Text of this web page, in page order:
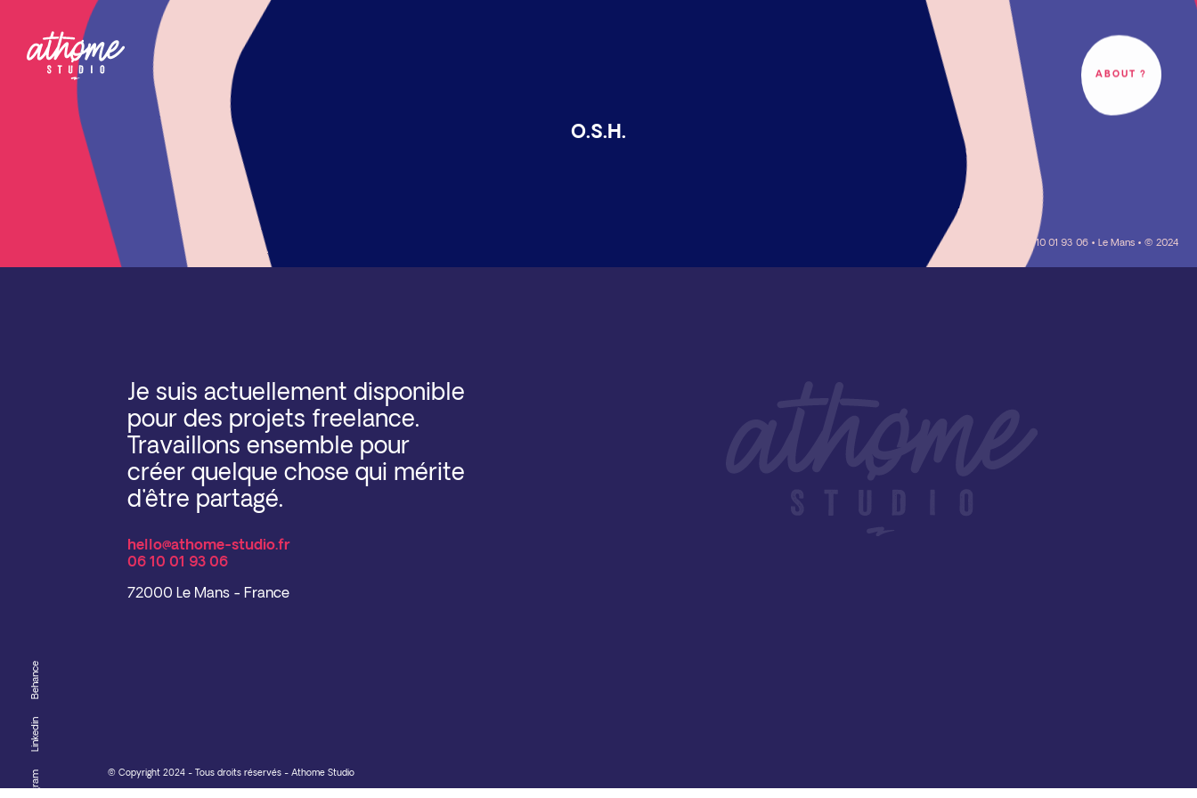
O.S.H.
Linkedin
Behance
06 10 01 93 06 • Le Mans • © 2024
ABOUT ?
Je suis actuellement disponible
pour des projets freelance.
Travaillons ensemble pour
créer quelque chose qui mérite
d'être partagé.
hello@athome-studio.fr
06 10 01 93 06
72000 Le Mans - France
© Copyright 2024 - Tous droits réservés - Athome Studio